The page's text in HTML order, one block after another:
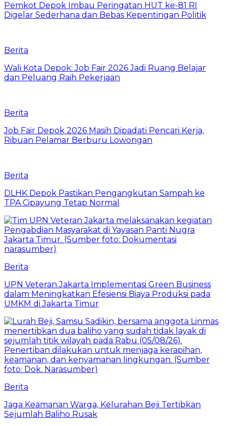
Pemkot Depok Imbau Peringatan HUT ke-81 RI
Digelar Sederhana dan Bebas Kepentingan Politik
Berita
Wali Kota Depok: Job Fair 2026 Jadi Ruang Belajar
dan Peluang Raih Pekerjaan
Berita
Job Fair Depok 2026 Masih Dipadati Pencari Kerja,
Ribuan Pelamar Berburu Lowongan
Berita
DLHK Depok Pastikan Pengangkutan Sampah ke
TPA Cipayung Tetap Normal
Berita
UPN Veteran Jakarta Implementasi Green Business
dalam Meningkatkan Efesiensi Biaya Produksi pada
UMKM di Jakarta Timur
Berita
Jaga Keamanan Warga, Kelurahan Beji Tertibkan
Sejumlah Baliho Rusak